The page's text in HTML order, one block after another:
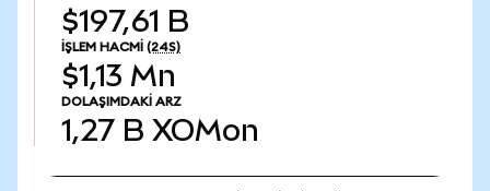
$197,61 B
İŞLEM HACMI (24S)
$1,13 Mn
DOLAŞIMDAKI ARZ
1,27 B XOMon